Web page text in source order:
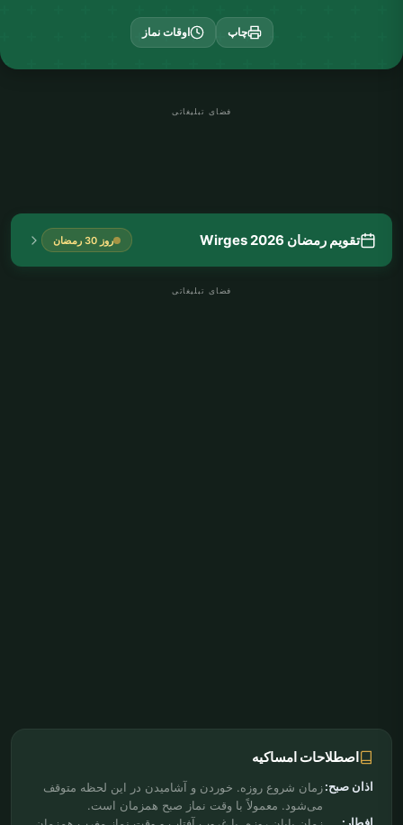
چاپ اوقات نماز
فضای تبلیغاتی
تقویم رمضان Wirges 2026 روز 30 رمضان
فضای تبلیغاتی
اصطلاحات امساکیه
اذان صبح:زمان شروع روزه. خوردن و آشامیدن در این لحظه متوقف
می‌شود. معمولاً با وقت نماز صبح همزمان است.